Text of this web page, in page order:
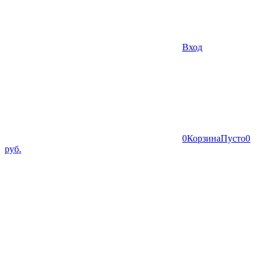
Вход
0КорзинаПусто0
руб.